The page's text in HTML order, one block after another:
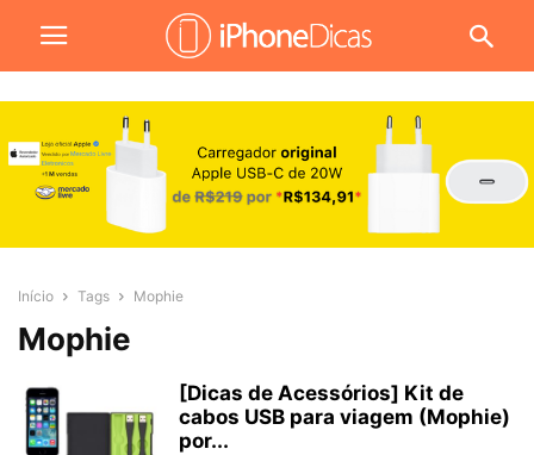
Início Tags Mophie
Mophie
[Dicas de Acessórios] Kit de
cabos USB para viagem (Mophie)
por...